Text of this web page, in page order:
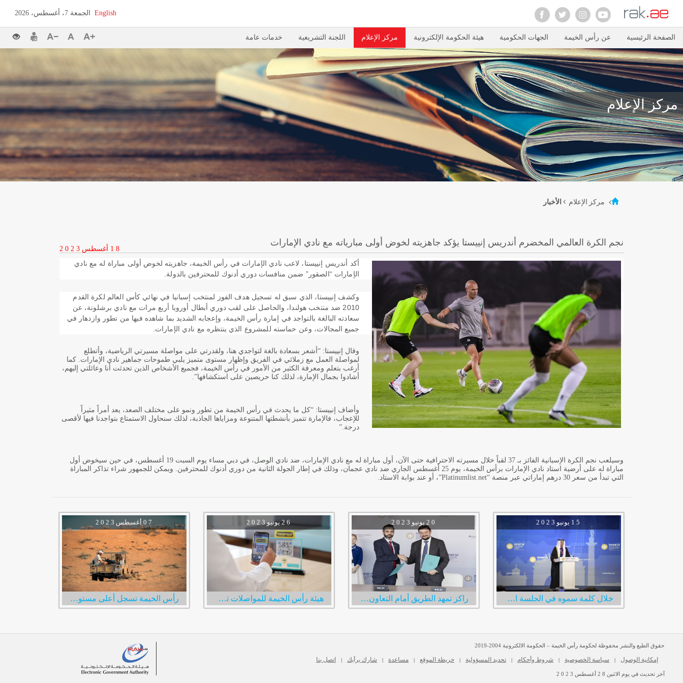
English الجمعة 7، أغسطس، 2026
الصفحة الرئيسية عن رأس الخيمة الجهات الحكومية هيئة الحكومة الإلكترونية مركز الإعلام اللجنة التشريعية خدمات عامة
مركز الإعلام
مركز الإعلام الأخبار
نجم الكرة العالمي المخضرم أندريس إنييستا يؤكد جاهزيته لخوض أولى مبارياته مع نادي الإمارات
2 0 2 3 1 8
أكد أندريس إنييستا، لاعب نادي الإمارات في رأس الخيمة، جاهزيته لخوض أولى مباراة له مع نادي
الإمارات “الصقور” ضمن منافسات دوري أدنوك للمحترفين بالدولة
وكشف إنييستا، الذي سبق له تسجيل هدف الفوز لمنتخب إسبانيا في نهائي كأس العالم لكرة القدم
2010 ضد منتخب هولندا، والحاصل على لقب دوري أبطال أوروبا أربع مرات مع نادي برشلونة، عن
سعادته البالغة بالتواجد في إمارة رأس الخيمة، وإعجابه الشديد بما شاهده فيها من تطور وازدهار في
جميع المجالات، وعن حماسته للمشروع الذي ينتظره مع نادي الإمارات
وقال إنييستا: “أشعر بسعادة بالغة لتواجدي هنا، ولقدرتي على مواصلة مسيرتي الرياضية، وأتطلع
لمواصلة العمل مع زملائي في الفريق وإظهار مستوى متميز يلبي طموحات جماهير نادي الإمارات. كما
أرغب بتعلم ومعرفة الكثير من الأمور في رأس الخيمة، فجميع الأشخاص الذين تحدثت أنا وعائلتي إليهم،
أشادوا بجمال الإمارة، لذلك كنا حريصين على استكشافها.”
وأضاف إنييستا: “كل ما يحدث في رأس الخيمة من تطور ونمو على مختلف الصعد، يعد أمراً مثيراً
للإعجاب، فالإمارة تتميز بأنشطتها المتنوعة ومزاياها الجاذبة، لذلك سنحاول الاستمتاع بتواجدنا فيها لأقصى
درجة”.
وسيلعب نجم الكرة الإسبانية الفائز بـ 37 لقباً خلال مسيرته الاحترافية حتى الآن، أول مباراة له مع نادي الإمارات، ضد نادي الوصل، في دبي مساء يوم السبت 19 أغسطس، في حين سيخوض أول
مباراة له على أرضية استاد نادي الإمارات برأس الخيمة، يوم 25 أغسطس الجاري ضد نادي عجمان، وذلك في إطار الجولة الثانية من دوري أدنوك للمحترفين. ويمكن للجمهور شراء تذاكر المباراة
التي تبدأ من سعر 30 درهم إماراتي عبر منصة “
Platinumlist.net”، أو عند بوابة الاستاد.
2 0 2 3 0 7
رأس الخيمة تسجل أعلى مستوى نصف سنوي على الإطلاق في عدد الزوار الإمارة استقبلت 600 ألف زائر خلال النصف الأول من العام
2 0 2 3 يونيو2 6
هيئة رأس الخيمة للمواصلات تطلق الحجز الاستباقي لخدمة مركبات الأجرة عبر رمز الاستجابة السريع
2 0 2 3 يونيو2 0
راكز تمهد الطريق أمام التعاون الاقتصادي الثنائي بين الإمارات وروسيا خلال زيارة فريقها لمدينة سانت بطرسبرغ
2 0 2 3 1 5
خلال كلمة سموه في الجلسة الافتتاحية لمنتدى سانت بطرسبرغ الاقتصادي الدولي سعود بن صقر: الإمارات بقيادة محمد بن زايد حريصة على تعزيز علاقا�
حقوق الطبع والنشر محفوظة لحكومة رأس الخيمة – الحكومة الالكترونية 2004-2019
إمكانية الوصول | سياسة الخصوصية | شروط وأحكام | تحديد المسؤولية | خريطة الموقع | مساعدة | شارك برأيك | اتصل بنا
2 0 2 3 أغسطس 2 8 الاثنين آخر تحديث في يوم